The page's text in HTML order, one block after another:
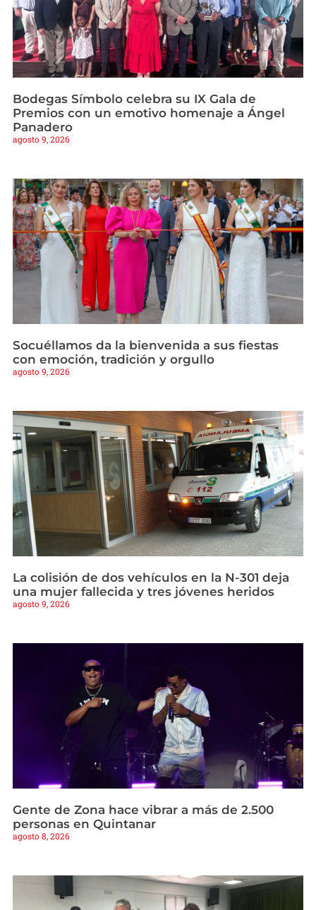
Bodegas Símbolo celebra su IX Gala de
Premios con un emotivo homenaje a Ángel
Panadero
agosto 9, 2026
Socuéllamos da la bienvenida a sus fiestas
con emoción, tradición y orgullo
agosto 9, 2026
La colisión de dos vehículos en la N-301 deja
una mujer fallecida y tres jóvenes heridos
agosto 9, 2026
Gente de Zona hace vibrar a más de 2.500
personas en Quintanar
agosto 8, 2026